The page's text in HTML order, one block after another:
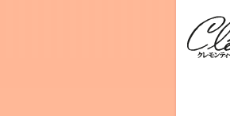
タグラ